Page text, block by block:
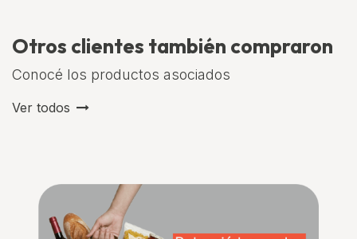
Otros clientes también compraron
Conocé los productos asociados
Ver todos